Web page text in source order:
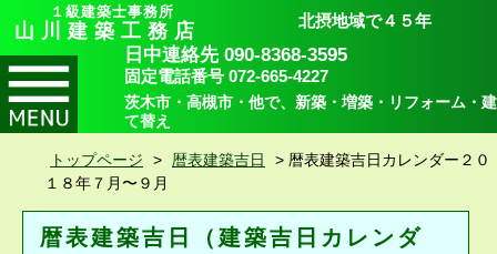
茨木市・高槻市・他で、新築・増築・リフォーム・建
て替え
北摂地域で４５年
山川建築工務店
１級建築士事務所
固定電話番号 072-665-4227
日中連絡先 090-8368-3595
トップページ > 暦表建築吉日 > 暦表建築吉日カレンダー２０
１８年７月〜９月
暦表建築吉日（建築吉日カレンダ